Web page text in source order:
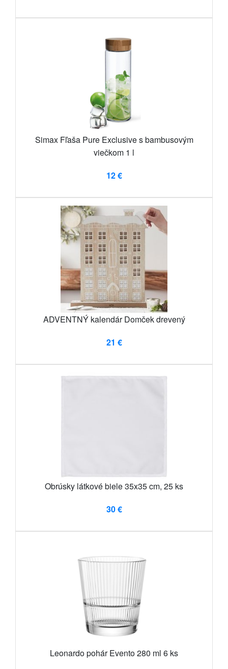
Simax Fľaša Pure Exclusive s bambusovým
viečkom 1 l
12 €
ADVENTNÝ kalendár Domček drevený
21 €
Obrúsky látkové biele 35x35 cm, 25 ks
30 €
Leonardo pohár Evento 280 ml 6 ks